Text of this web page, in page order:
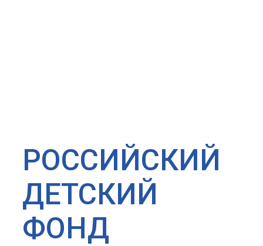
РОССИЙСКИЙ
ДЕТСКИЙ
ФОНД